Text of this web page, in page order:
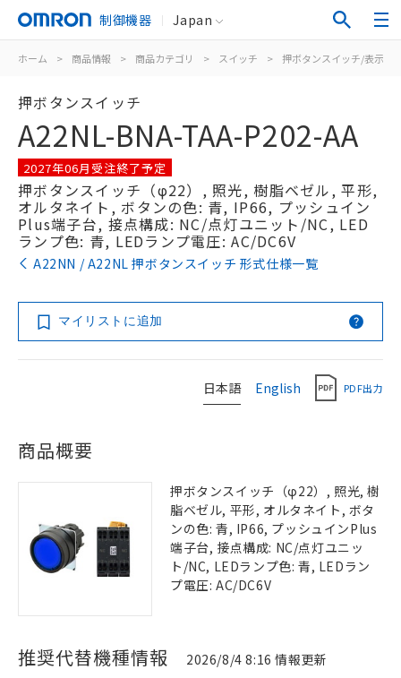
制御機器 Japan
ホーム > 商品情報 > 商品カテゴリ > スイッチ > 押ボタンスイッチ/表示灯
押ボタンスイッチ
A22NL-BNA-TAA-P202-AA
2027年06月受注終了予定
押ボタンスイッチ（φ22）, 照光, 樹脂ベゼル, 平形,
オルタネイト, ボタンの色: 青, IP66, プッシュイン
Plus端子台, 接点構成: NC/点灯ユニット/NC, LED
ランプ色: 青, LEDランプ電圧: AC/DC6V
A22NN / A22NL 押ボタンスイッチ 形式仕様一覧
マイリストに追加
日本語 English PDF出力
商品概要
押ボタンスイッチ（φ22）, 照光, 樹
脂ベゼル, 平形, オルタネイト, ボタ
ンの色: 青, IP66, プッシュインPlus
端子台, 接点構成: NC/点灯ユニッ
ト/NC, LEDランプ色: 青, LEDラン
プ電圧: AC/DC6V
推奨代替機種情報 2026/8/4 8:16 情報更新